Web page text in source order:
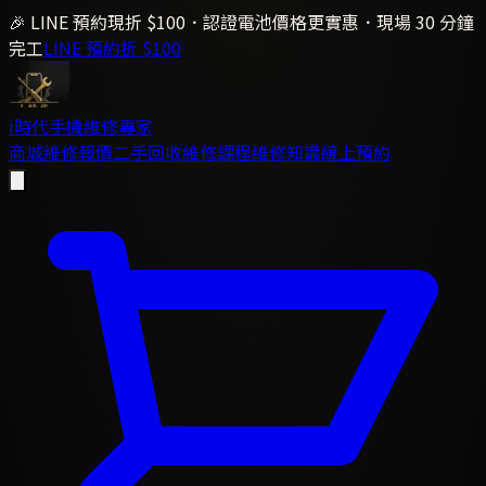
🎉 LINE 預約現折 $100．認證電池價格更實惠．現場 30 分鐘
完工LINE 預約折 $100
i時代手機維修專家
商城維修報價二手回收維修課程維修知識線上預約